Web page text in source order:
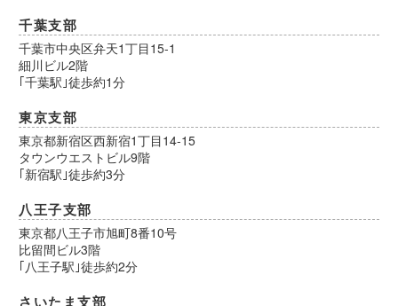
千葉支部
千葉市中央区弁天1丁目15-1
細川ビル2階
｢千葉駅｣徒歩約1分
東京支部
東京都新宿区西新宿1丁目14-15
タウンウエストビル9階
｢新宿駅｣徒歩約3分
八王子支部
東京都八王子市旭町8番10号
比留間ビル3階
｢八王子駅｣徒歩約2分
さいたま支部